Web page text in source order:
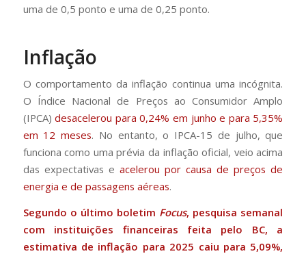
uma de 0,5 ponto e uma de 0,25 ponto.
Inflação
O comportamento da inflação continua uma incógnita.
O Índice Nacional de Preços ao Consumidor Amplo
(IPCA)desacelerou para 0,24% em junho e para 5,35%
em 12 meses. No entanto, o IPCA-15 de julho, que
funciona como uma prévia da inflação oficial, veio acima
das expectativas e acelerou por causa de preços de
energia e de passagens aéreas.
Segundo o último boletim Focus, pesquisa semanal
com instituições financeiras feita pelo BC, a
estimativa de inflação para 2025 caiu para 5,09%,